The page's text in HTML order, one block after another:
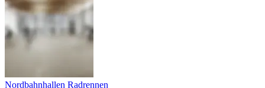
Nordbahnhallen Radrennen